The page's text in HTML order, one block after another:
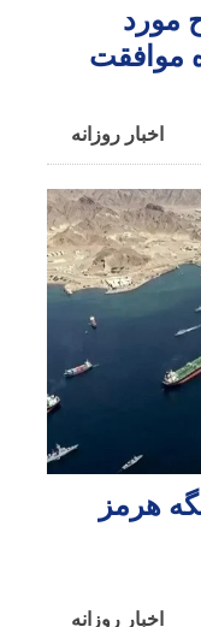
مورد
موافقت
اخبار روزانه
هرمز
اخبار روزانه